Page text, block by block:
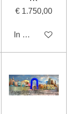
€ 1.750,00
In winkelwagen